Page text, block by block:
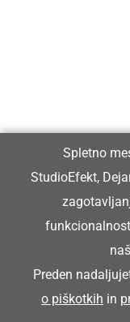
Glavni in odgovorni
Dejan Razlag
info@prlekija-on.net
Spletno
StudioEfekt,
Preden
o piškotkih in